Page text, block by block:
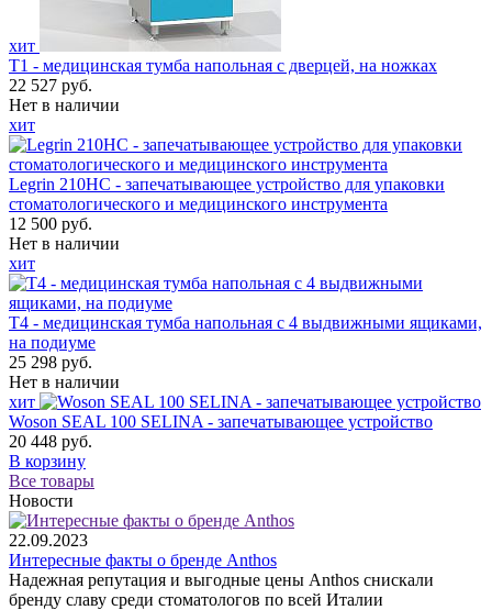
хит
Т1 - медицинская тумба напольная с дверцей, на ножках
22 527 руб.
Нет в наличии
хит
Legrin 210HC - запечатывающее устройство для упаковки
стоматологического и медицинского инструмента
12 500 руб.
Нет в наличии
хит
Т4 - медицинская тумба напольная с 4 выдвижными ящиками,
на подиуме
25 298 руб.
Нет в наличии
хит
Woson SEAL 100 SELINA - запечатывающее устройство
20 448 руб.
В корзину
Все товары
Новости
22.09.2023
Интересные факты о бренде Anthos
Надежная репутация и выгодные цены Anthos снискали
бренду славу среди стоматологов по всей Италии